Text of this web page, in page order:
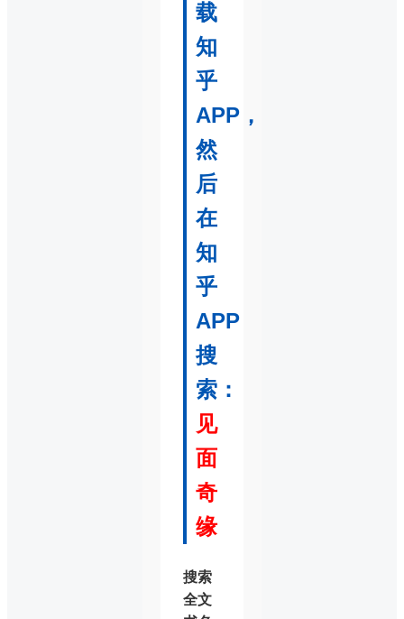
载
知
乎
APP，
然
后
在
知
乎
APP
搜
索：
见
面
奇
缘
搜索
全文